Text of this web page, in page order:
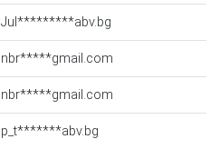
Jul*********abv.bg
nbr*****gmail.com
nbr*****gmail.com
p_t*******abv.bg